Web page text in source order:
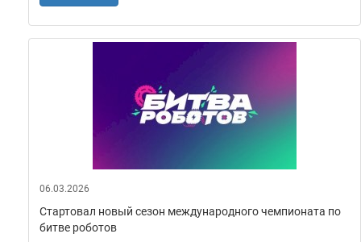
06.03.2026
Стартовал новый сезон международного чемпионата по
битве роботов